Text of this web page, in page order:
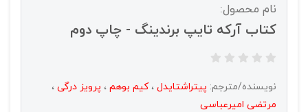
نام محصول:
کتاب آرکه تایپ برندینگ - چاپ دوم
نویسنده/مترجم: پیتراشتایدل ،کیم بوهم ، پرویز درگی ،
مرتضی امیرعباسی